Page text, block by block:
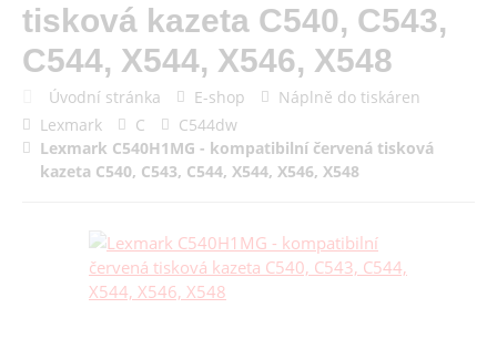
tisková kazeta C540, C543,
C544, X544, X546, X548
Úvodní stránka E-shop
Náplně do tiskáren
Lexmark
C
C544dw
Lexmark C540H1MG - kompatibilní červená tisková
kazeta C540, C543, C544, X544, X546, X548